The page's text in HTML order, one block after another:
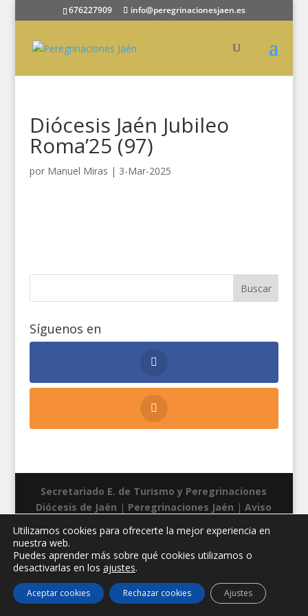
676227909 info@peregrinacionesjaen.es
Diócesis Jaén Jubileo
Roma’25 (97)
por Manuel Miras | 3-Mar-2025
Síguenos en
Secretariado E. de Turismo y Peregrinaciones
Diócesis de Jaén | Peregrinaciones Jaén |Aviso
Utilizamos cookies para ofrecerte la mejor experiencia en
nuestra web.
Puedes aprender más sobre qué cookies utilizamos o
desactivarlas en los ajustes.
Aceptar cookies Rechazar cookies Ajustes